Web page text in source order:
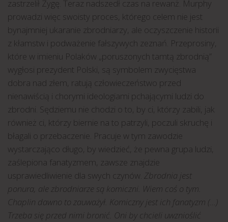
zastrzelił Zygę. Teraz nadszedł czas na rewanż. Murphy
prowadzi więc swoisty proces, którego celem nie jest
bynajmniej ukaranie zbrodniarzy, ale oczyszczenie historii
z kłamstw i podważenie fałszywych zeznań. Przeprosiny,
które w imieniu Polaków „poruszonych tamtą zbrodnią”
wygłosi prezydent Polski, są symbolem zwycięstwa
dobra nad złem, ratują człowieczeństwo przed
nienawiścią i chorymi ideologiami pchającymi ludzi do
zbrodni. Sędziemu nie chodzi o to, by ci, którzy zabili, jak
również ci, którzy biernie na to patrzyli, poczuli skruchę i
błagali o przebaczenie. Pracuje w tym zawodzie
wystarczająco długo, by wiedzieć, że pewna grupa ludzi,
zaślepiona fanatyzmem, zawsze znajdzie
usprawiedliwienie dla swych czynów. Zbrodnia jest
ponura, ale zbrodniarze są komiczni. Wiem coś o tym.
Chaplin dawno to zauważył. Komiczny jest ich fanatyzm (…)
Trzeba się przed nimi bronić. Oni by chcieli uwznioślić